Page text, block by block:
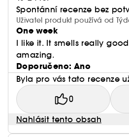
Naturality : Produkty
přírodního původu.
Vegan :Produkty bez složek
Spontánní recenze bez
Uživatel produkt používá od
One week
I like it. It smells really
amazing.
Doporučeno: Ano
Byla pro vás tato recenze
0
Nahlásit tento obsah